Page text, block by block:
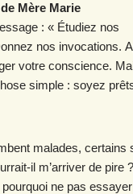
Mère Marie
: « Étudiez nos
nos invocations.
votre conscience.
simple : soyez
malades, certains
il m’arriver de pire
ne pas